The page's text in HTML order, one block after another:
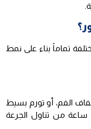
تماماً بناء على نمط
جفاف الفم، أو تورم بسيط
في الأطراف، عادة خلال الساعات الأولى إلى 24 ساعة من تناول الجرعة